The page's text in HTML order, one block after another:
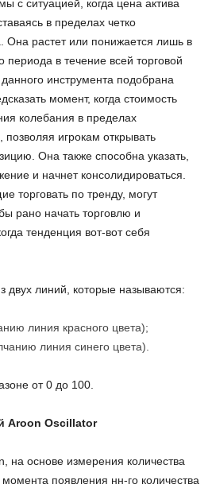
с ситуацией, когда цена актива
в пределах четко
Она растет или понижается лишь в
периода в течение всей торговой
инструмента подобрана
момент, когда стоимость
колебания в пределах
позволяя игрокам открывать
Она также способна указать,
и начнет консолидироваться.
торговать по тренду, могут
рано начать торговлю и
тенденция вот-вот себя
двух линий, которые называются:
линия красного цвета);
линия синего цвета).
от 0 до 100.
Aroon Oscillator
на основе измерения количества
появления нн-го количества